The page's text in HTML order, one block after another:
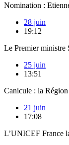
Nomination :
28 juin
19:12
Le Premier ministre
25 juin
13:51
Canicule : la
21 juin
17:08
L’UNICEF France